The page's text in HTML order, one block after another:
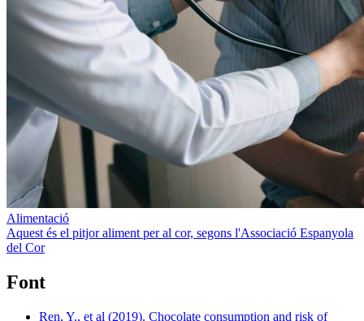
Alimentació
Aquest és el pitjor aliment per al cor, segons l'Associació Espanyola
del Cor
Font
Ren, Y., et al (2019). Chocolate consumption and risk of